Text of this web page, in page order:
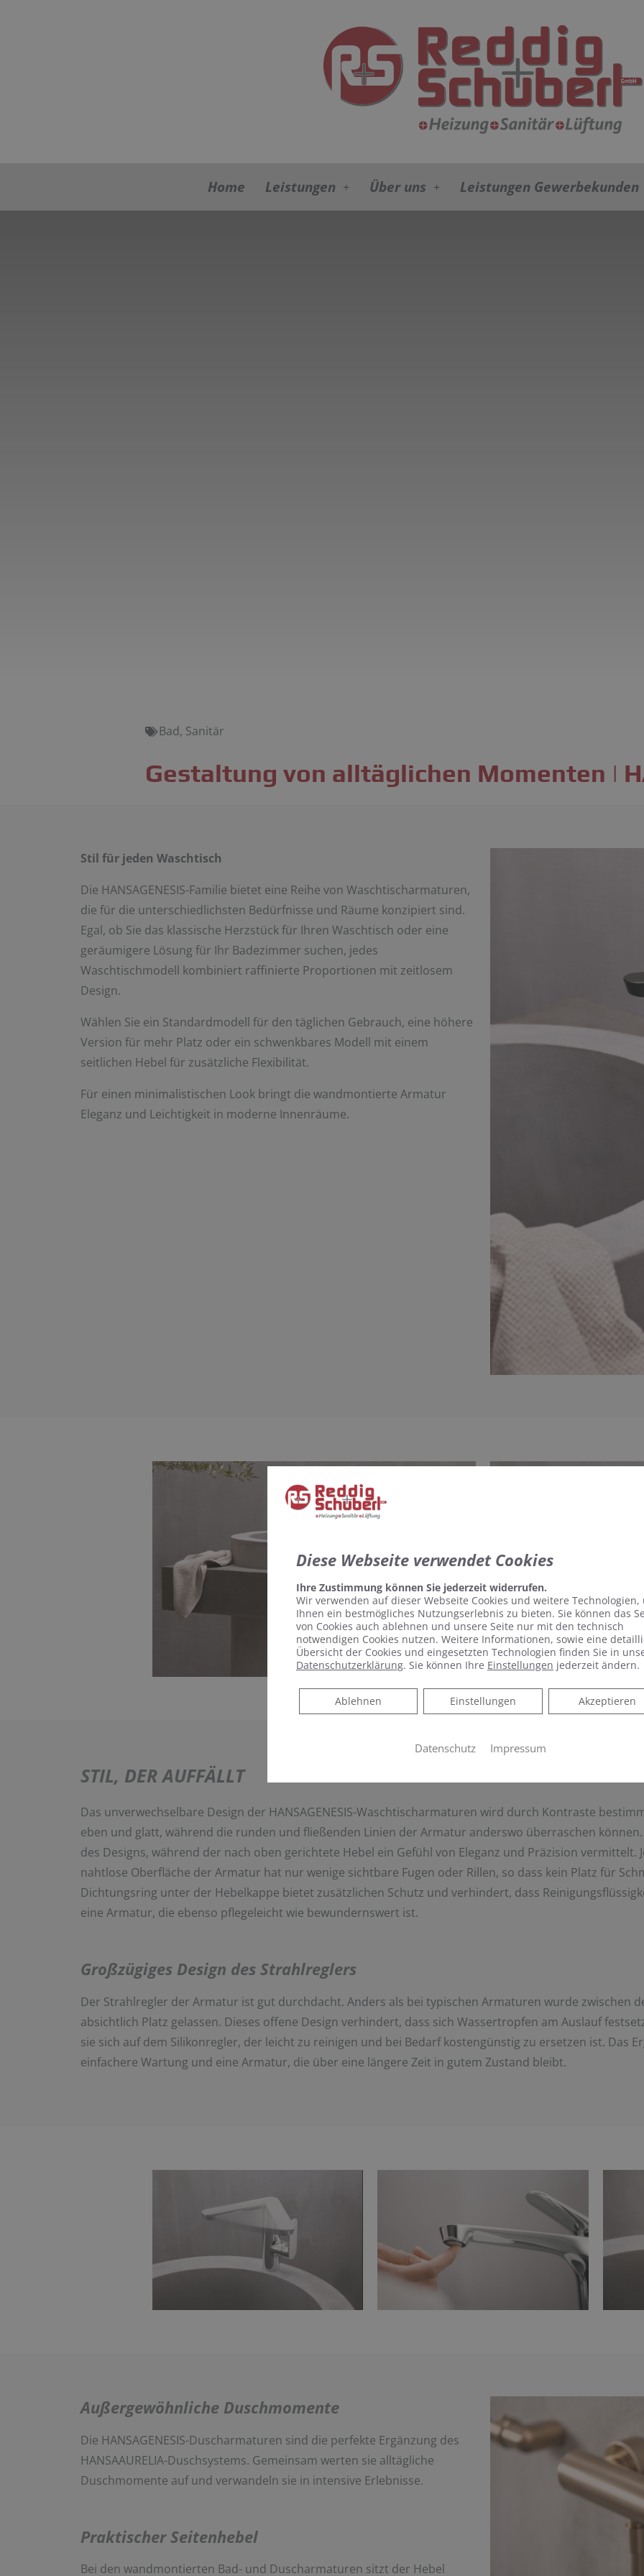
Home Leistungen Über uns Leistungen Gewerbekunden
Bad, Sanitär
Gestaltung von alltäglichen Momenten |
Stil für jeden Waschtisch
Die HANSAGENESIS-Familie bietet eine Reihe von Waschtischarmaturen,
die für die unterschiedlichsten Bedürfnisse und Räume konzipiert sind.
Egal, ob Sie das klassische Herzstück für Ihren Waschtisch oder eine
geräumigere Lösung für Ihr Badezimmer suchen, jedes
Waschtischmodell kombiniert raffinierte Proportionen mit zeitlosem
Design.
Wählen Sie ein Standardmodell für den täglichen Gebrauch, eine höhere
Version für mehr Platz oder ein schwenkbares Modell mit einem
seitlichen Hebel für zusätzliche Flexibilität.
Für einen minimalistischen Look bringt die wandmontierte Armatur
Eleganz und Leichtigkeit in moderne Innenräume.
STIL, DER AUFFÄLLT
Das unverwechselbare Design der HANSAGENESIS-Waschtischarmaturen wird durch Kontraste
eben und glatt, während die runden und fließenden Linien der Armatur anderswo überraschen
des Designs, während der nach oben gerichtete Hebel ein Gefühl von Eleganz und Präzision vermittelt.
nahtlose Oberfläche der Armatur hat nur wenige sichtbare Fugen oder Rillen, so dass kein Platz für
Dichtungsring unter der Hebelkappe bietet zusätzlichen Schutz und verhindert, dass
eine Armatur, die ebenso pflegeleicht wie bewundernswert ist.
Großzügiges Design des Strahlreglers
Der Strahlregler der Armatur ist gut durchdacht. Anders als bei typischen Armaturen wurde zwischen
absichtlich Platz gelassen. Dieses offene Design verhindert, dass sich Wassertropfen am Auslauf
sie sich auf dem Silikonregler, der leicht zu reinigen und bei Bedarf kostengünstig zu ersetzen ist. Das
einfachere Wartung und eine Armatur, die über eine längere Zeit in gutem Zustand bleibt.
Außergewöhnliche Duschmomente
Die HANSAGENESIS-Duscharmaturen sind die perfekte Ergänzung des
HANSAAURELIA-Duschsystems. Gemeinsam werten sie alltägliche
Duschmomente auf und verwandeln sie in intensive Erlebnisse.
Praktischer Seitenhebel
Bei den wandmontierten Bad- und Duscharmaturen sitzt der Hebel
Diese Webseite verwendet Cookies
Ihre Zustimmung können Sie jederzeit widerrufen.
Wir verwenden auf dieser Webseite Cookies und weitere Technologien,
Ihnen ein bestmögliches Nutzungserlebnis zu bieten. Sie können das
von Cookies auch ablehnen und unsere Seite nur mit den technisch
notwendigen Cookies nutzen. Weitere Informationen, sowie eine
Übersicht der Cookies und eingesetzten Technologien finden Sie in
Datenschutzerklärung. Sie können Ihre Einstellungen jederzeit ändern.
Akzeptieren
Einstellungen
Ablehnen
Ablehnen
Datenschutz Impressum